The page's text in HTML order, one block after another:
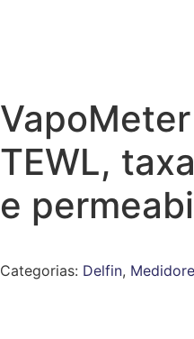
TEWL,
e
Categorias: Delfin,